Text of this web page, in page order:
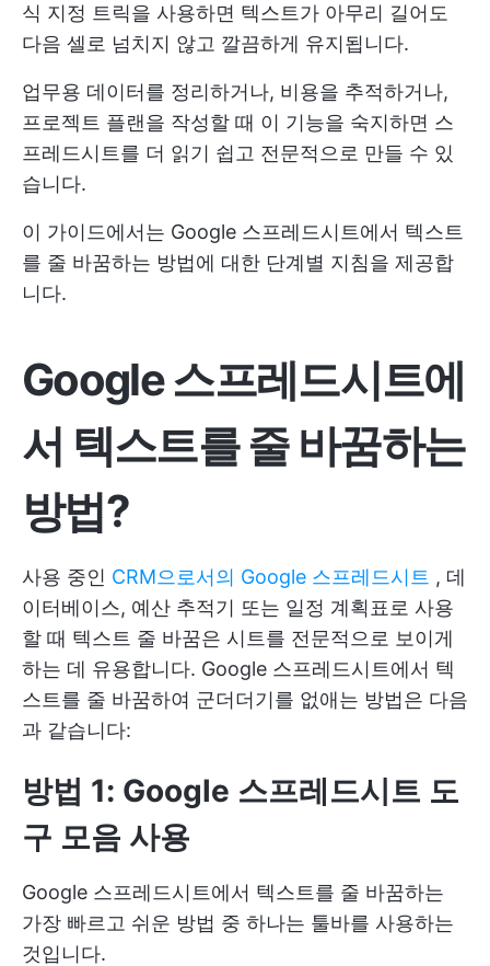
식 지정 트릭을 사용하면 텍스트가 아무리 길어도
다음 셀로 넘치지 않고 깔끔하게 유지됩니다.
업무용 데이터를 정리하거나, 비용을 추적하거나,
프로젝트 플랜을 작성할 때 이 기능을 숙지하면 스
프레드시트를 더 읽기 쉽고 전문적으로 만들 수 있
습니다.
이 가이드에서는 Google 스프레드시트에서 텍스트
를 줄 바꿈하는 방법에 대한 단계별 지침을 제공합
니다.
Google 스프레드시트에
서 텍스트를 줄 바꿈하는
방법?
사용 중인 CRM으로서의 Google 스프레드시트 , 데
이터베이스, 예산 추적기 또는 일정 계획표로 사용
할 때 텍스트 줄 바꿈은 시트를 전문적으로 보이게
하는 데 유용합니다. Google 스프레드시트에서 텍
스트를 줄 바꿈하여 군더더기를 없애는 방법은 다음
과 같습니다:
방법 1: Google 스프레드시트 도
구 모음 사용
Google 스프레드시트에서 텍스트를 줄 바꿈하는
가장 빠르고 쉬운 방법 중 하나는 툴바를 사용하는
것입니다.